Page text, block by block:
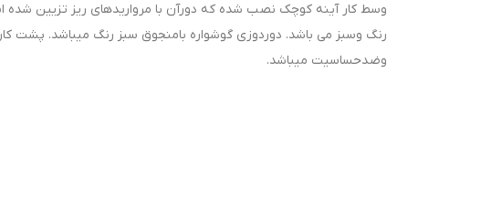
وسط کار آینه کوچک نصب شده که دورآن با مرواریدهای ریز تزیین شده
رنگ وسبز می باشد. دوردوزی گوشواره بامنجوق سبز رنگ میباشد. پشت
وضدحساسیت میباشد.